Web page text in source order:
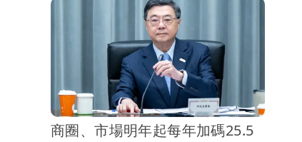
商圈、市場明年起每年加碼25.5